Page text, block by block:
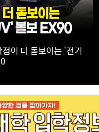
반도체 생태계 리더 '캔